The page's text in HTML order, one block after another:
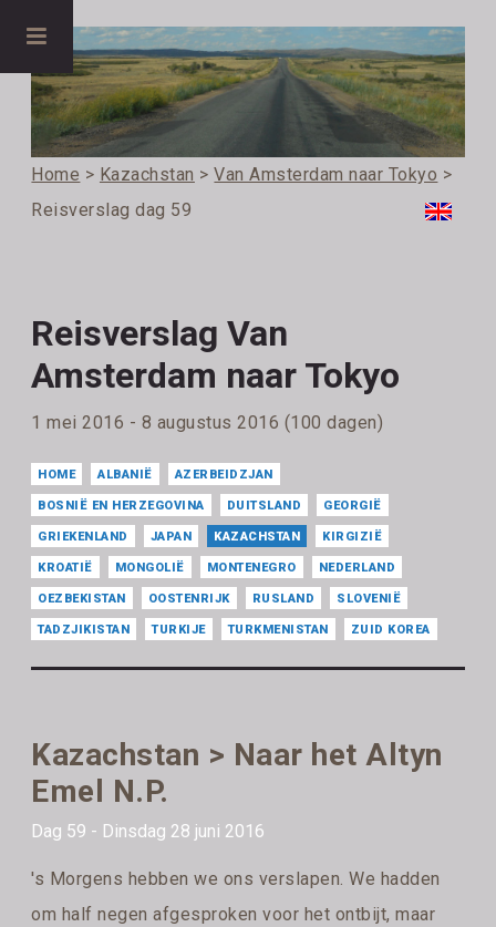
Home > Kazachstan >Van Amsterdam naar Tokyo >
Reisverslag dag 59
Reisverslag Van
Amsterdam naar Tokyo
1 mei 2016 - 8 augustus 2016 (100 dagen)
HOME ALBANIË AZERBEIDZJAN
BOSNIË EN HERZEGOVINA DUITSLAND GEORGIË
GRIEKENLAND JAPAN KAZACHSTAN KIRGIZIË
KROATIË MONGOLIË MONTENEGRO NEDERLAND
OEZBEKISTAN OOSTENRIJK RUSLAND SLOVENIË
TADZJIKISTAN TURKIJE TURKMENISTAN ZUID KOREA
Kazachstan > Naar het Altyn
Emel N.P.
Dag 59 - Dinsdag 28 juni 2016
's Morgens hebben we ons verslapen. We hadden
om half negen afgesproken voor het ontbijt, maar